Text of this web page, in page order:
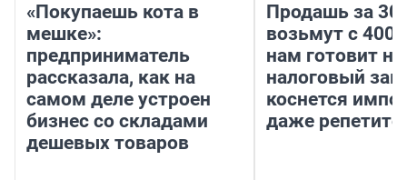
«Покупаешь кота в
мешке»:
предприниматель
рассказала, как на
самом деле устроен
бизнес со складами
дешевых товаров
Продашь за
возьмут с
нам готовит
налоговый
коснется
даже